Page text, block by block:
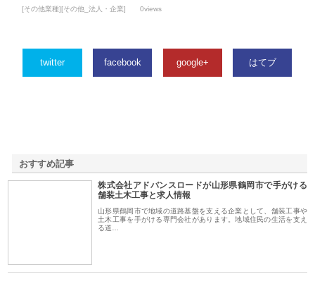
[その他業種][その他_法人・企業] 0views
twitter facebook google+ はてブ
おすすめ記事
株式会社アドバンスロードが山形県鶴岡市で手がける
舗装土木工事と求人情報
山形県鶴岡市で地域の道路基盤を支える企業として、舗装工事や
土木工事を手がける専門会社があります。地域住民の生活を支え
る道…